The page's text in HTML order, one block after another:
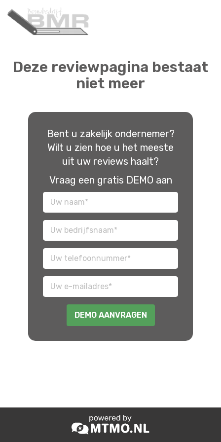
Deze reviewpagina bestaat
niet meer
Bent u zakelijk ondernemer?
Wilt u zien hoe u het meeste
uit uw reviews haalt?
Vraag een gratis DEMO aan